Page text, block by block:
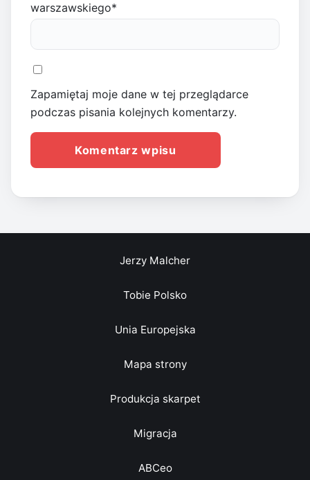
warszawskiego*
Zapamiętaj moje dane w tej przeglądarce
podczas pisania kolejnych komentarzy.
Jerzy Malcher
Tobie Polsko
Unia Europejska
Mapa strony
Produkcja skarpet
Migracja
ABCeo